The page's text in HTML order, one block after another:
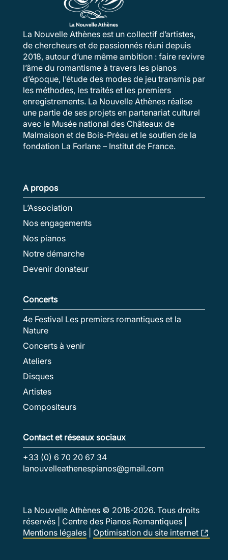
La Nouvelle Athènes est un collectif d’artistes,
de chercheurs et de passionnés réuni depuis
2018, autour d’une même ambition : faire revivre
l’âme du romantisme à travers les pianos
d’époque, l’étude des modes de jeu transmis par
les méthodes, les traités et les premiers
enregistrements. La Nouvelle Athènes réalise
une partie de ses projets en partenariat culturel
avec le Musée national des Châteaux de
Malmaison et de Bois-Préau et le soutien de la
fondation La Forlane – Institut de France.
A propos
L’Association
Nos engagements
Nos pianos
Notre démarche
Devenir donateur
Concerts
4e Festival Les premiers romantiques et la
Nature
Concerts à venir
Ateliers
Disques
Artistes
Compositeurs
Contact et réseaux sociaux
+33 (0) 6 70 20 67 34
lanouvelleathenespianos@gmail.com
La Nouvelle Athènes © 2018-2026. Tous droits
réservés | Centre des Pianos Romantiques |
Mentions légales| Optimisation du site internet